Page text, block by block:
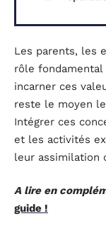
Les parents, les
rôle fondamental
incarner ces
reste le moyen
Intégrer ces
et les activités
leur assimilation
A lire en
guide !